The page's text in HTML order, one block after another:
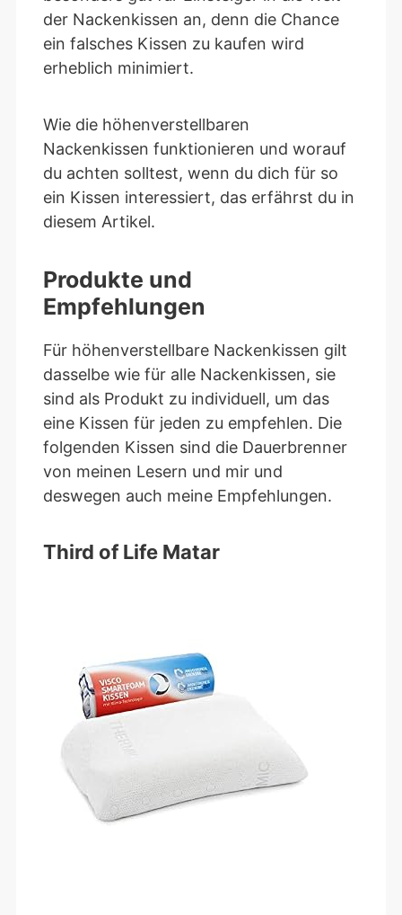
der Nackenkissen an, denn die Chance
ein falsches Kissen zu kaufen wird
erheblich minimiert.
Wie die höhenverstellbaren
Nackenkissen funktionieren und worauf
du achten solltest, wenn du dich für so
ein Kissen interessiert, das erfährst du in
diesem Artikel.
Produkte und
Empfehlungen
Für höhenverstellbare Nackenkissen gilt
dasselbe wie für alle Nackenkissen, sie
sind als Produkt zu individuell, um das
eine Kissen für jeden zu empfehlen. Die
folgenden Kissen sind die Dauerbrenner
von meinen Lesern und mir und
deswegen auch meine Empfehlungen.
Third of Life Matar